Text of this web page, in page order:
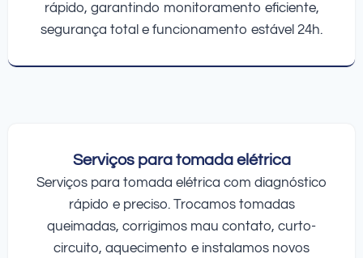
rápido, garantindo monitoramento eficiente,
segurança total e funcionamento estável 24h.
Serviços para tomada elétrica
Serviços para tomada elétrica com diagnóstico
rápido e preciso. Trocamos tomadas
queimadas, corrigimos mau contato, curto-
circuito, aquecimento e instalamos novos